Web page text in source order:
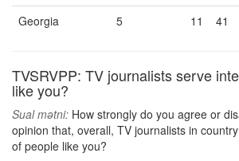
Georgia
5 11 41
TVSRVPP: TV journalists serve
like you?
Sual mətni: How strongly do you agree or
opinion that, overall, TV journalists in
of people like you?